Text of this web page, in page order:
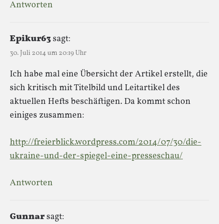
Antworten
Epikur63sagt:
30. Juli 2014 um 20:19 Uhr
Ich habe mal eine Übersicht der Artikel erstellt, die
sich kritisch mit Titelbild und Leitartikel des
aktuellen Hefts beschäftigen. Da kommt schon
einiges zusammen:
http://freierblick.wordpress.com/2014/07/30/die-
ukraine-und-der-spiegel-eine-presseschau/
Antworten
Gunnarsagt: